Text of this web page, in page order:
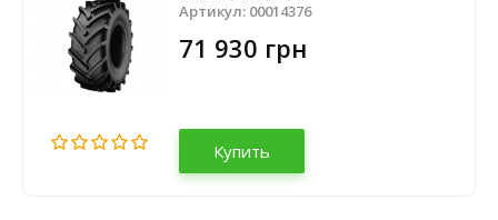
Артикул: 00014376
71 930 грн
Купить